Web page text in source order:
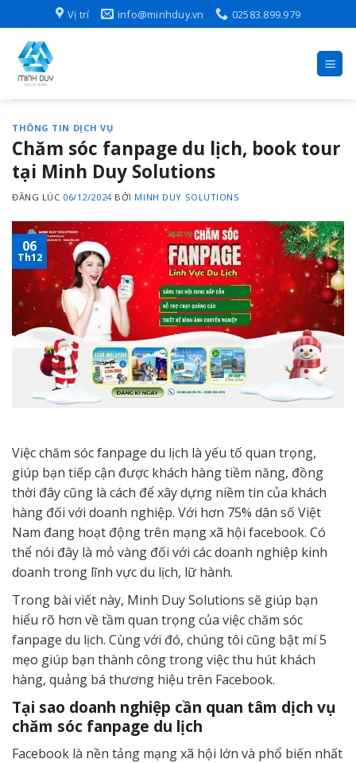
to
content
Vị trí info@minhduy.vn 02583.899.979
THÔNG TIN DỊCH VỤ
Chăm sóc fanpage du lịch, book tour
tại Minh Duy Solutions
ĐĂNG LÚC 06/12/2024 BỞI MINH DUY SOLUTIONS
06
Th12
Việc chăm sóc fanpage du lịch là yếu tố quan trọng,
giúp bạn tiếp cận được khách hàng tiềm năng, đồng
thời đây cũng là cách để xây dựng niềm tin của khách
hàng đối với doanh nghiệp. Với hơn 75% dân số Việt
Nam đang hoạt động trên mạng xã hội facebook. Có
thể nói đây là mỏ vàng đối với các doanh nghiệp kinh
doanh trong lĩnh vực du lịch, lữ hành.
Trong bài viết này, Minh Duy Solutions sẽ giúp bạn
hiểu rõ hơn về tầm quan trọng của việc chăm sóc
fanpage du lịch. Cùng với đó, chúng tôi cũng bật mí 5
mẹo giúp bạn thành công trong việc thu hút khách
hàng, quảng bá thương hiệu trên Facebook.
Tại sao doanh nghiệp cần quan tâm dịch vụ
chăm sóc fanpage du lịch
Facebook là nền tảng mạng xã hội lớn và phổ biến nhất